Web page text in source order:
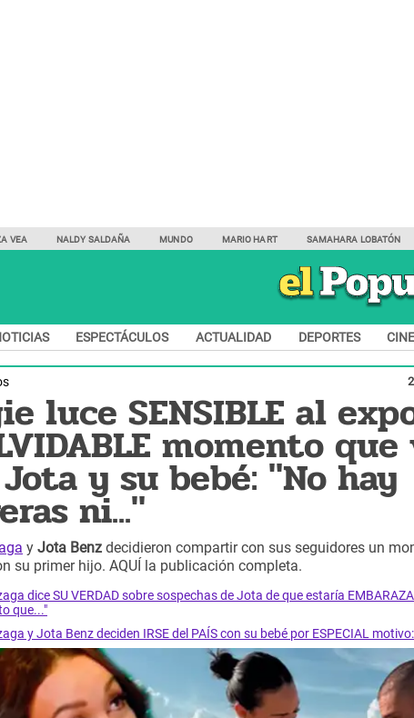
VEA NALDY SALDAÑA MUNDO MARIO HART SAMAHARA LOBATÓN
ESPECTÁCULOS ACTUALIDAD DEPORTES
luce SENSIBLE al
momento
y su bebé: "No hay
ni..."
y Jota Benz decidieron compartir con sus seguidores un
su primer hijo. AQUÍ la publicación completa.
dice SU VERDAD sobre sospechas de Jota de que estaría
que..."
y Jota Benz deciden IRSE del PAÍS con su bebé por ESPECIAL